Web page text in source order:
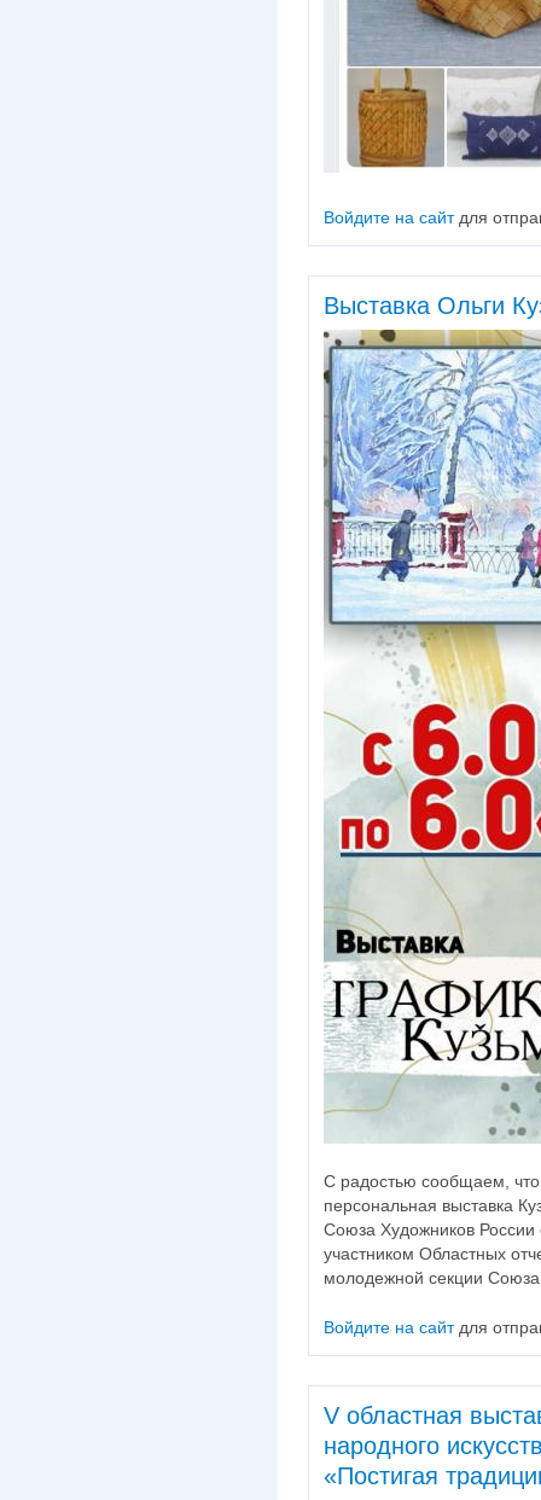
Войдите на сайтдля
Выставка Ольги
С радостью сообщаем,
персональная выставка
Союза Художников
участником Областных
молодежной секции
Войдите на сайтдля
V областная
народного
«Постигая